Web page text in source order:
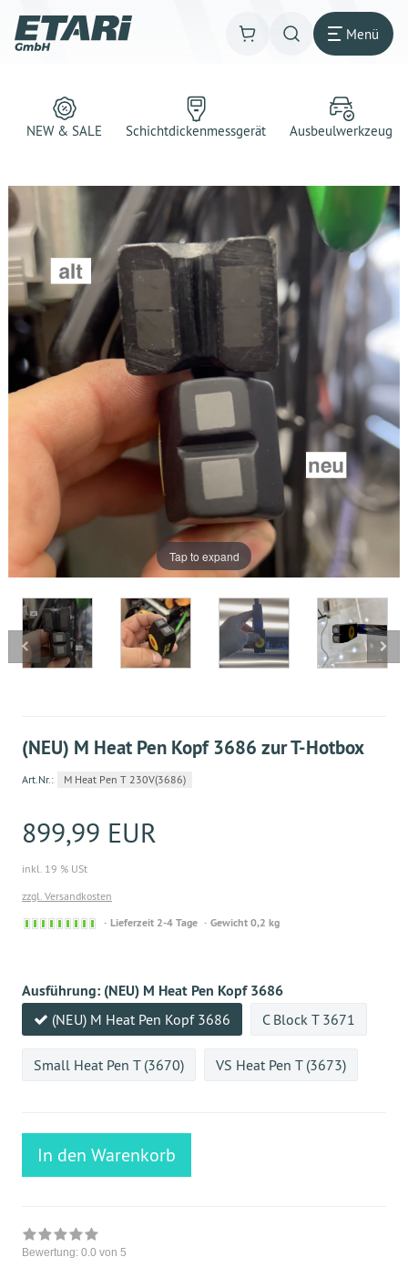
Menü
NEW & SALE Schichtdickenmessgerät Ausbeulwerkzeug
Tap to expand
(NEU) M Heat Pen Kopf 3686 zur T-Hotbox
Art.Nr.: M Heat Pen T 230V(3686)
899,99 EUR
inkl. 19 % USt
zzgl. Versandkosten
Sofort
Lieferzeit 2-4 Tage Gewicht 0,2 kg
Ausführung: (NEU) M Heat Pen Kopf 3686
(NEU) M Heat Pen Kopf 3686 C Block T 3671
Small Heat Pen T (3670) VS Heat Pen T (3673)
In den Warenkorb
Bewertung: 0.0 von 5